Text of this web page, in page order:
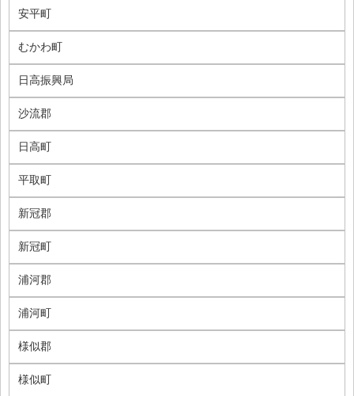
安平町
むかわ町
日高振興局
沙流郡
日高町
平取町
新冠郡
新冠町
浦河郡
浦河町
様似郡
様似町